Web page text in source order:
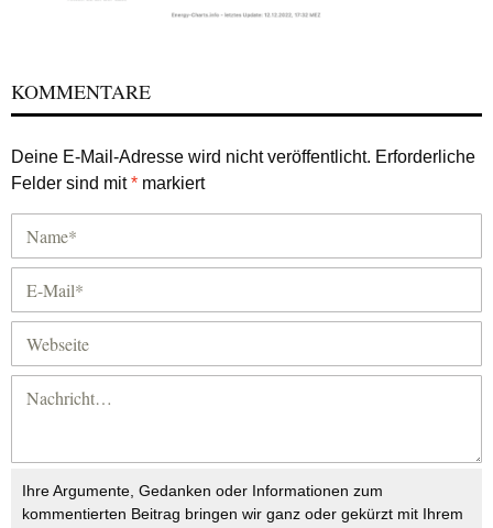
KOMMENTARE
Deine E-Mail-Adresse wird nicht veröffentlicht. Erforderliche
Felder sind mit* markiert
Ihre Argumente, Gedanken oder Informationen zum
kommentierten Beitrag bringen wir ganz oder gekürzt mit Ihrem